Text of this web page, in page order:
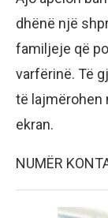
dhënë një
familjeje që
varfërinë. Të
të lajmërohen
ekran.
NUMËR